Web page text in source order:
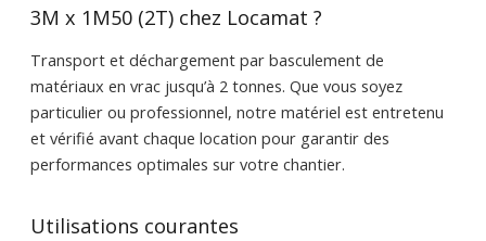
3M x 1M50 (2T) chez Locamat ?
Transport et déchargement par basculement de
matériaux en vrac jusqu’à 2 tonnes. Que vous soyez
particulier ou professionnel, notre matériel est entretenu
et vérifié avant chaque location pour garantir des
performances optimales sur votre chantier.
Utilisations courantes